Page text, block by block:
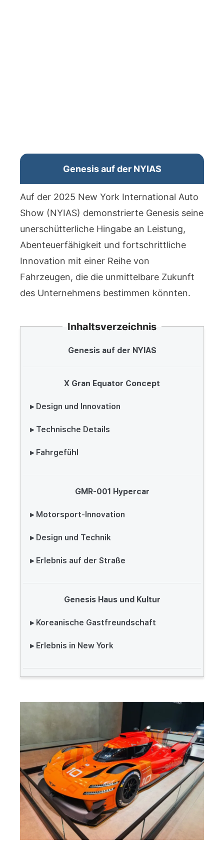
Genesis auf der NYIAS
Auf der 2025 New York International Auto
Show (NYIAS) demonstrierte Genesis seine
unerschütterliche Hingabe an Leistung,
Abenteuerfähigkeit und fortschrittliche
Innovation mit einer Reihe von
Fahrzeugen, die die unmittelbare Zukunft
des Unternehmens bestimmen könnten.
Inhaltsverzeichnis
Genesis auf der NYIAS
X Gran Equator Concept
▸ Design und Innovation
▸ Technische Details
▸ Fahrgefühl
GMR-001 Hypercar
▸ Motorsport-Innovation
▸ Design und Technik
▸ Erlebnis auf der Straße
Genesis Haus und Kultur
▸ Koreanische Gastfreundschaft
▸ Erlebnis in New York